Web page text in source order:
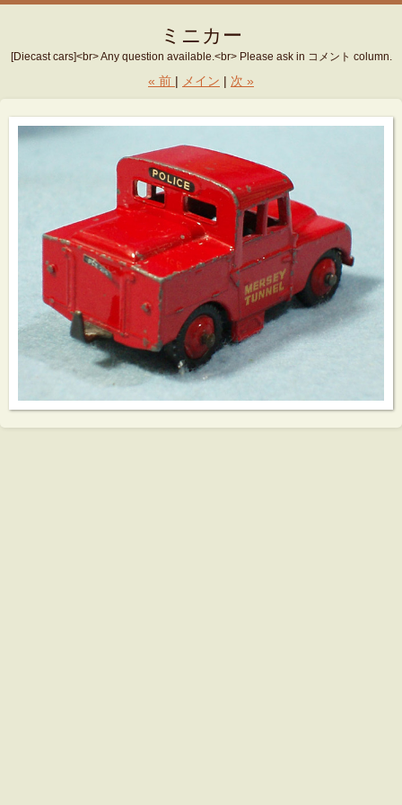
ミニカー
[Diecast cars]<br> Any question available.<br> Please ask in コメント column.
« 前 メイン 次 »